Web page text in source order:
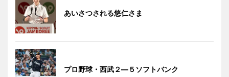
あいさつされる悠仁さま
プロ野球・西武２―５ソフトバンク